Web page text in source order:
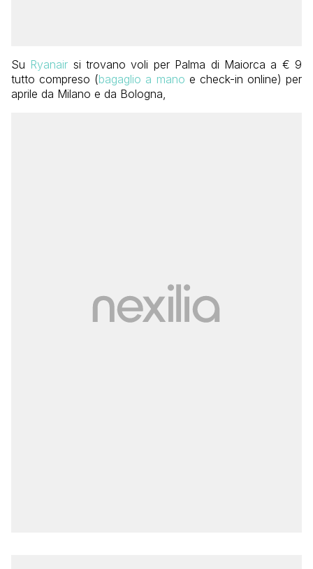
Su Ryanair si trovano voli per Palma di Maiorca a € 9
tutto compreso (bagaglio a mano e check-in online) per
aprile da Milano e da Bologna,